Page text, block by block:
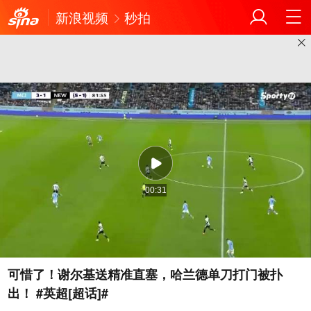
新浪视频 秒拍
00:31
可惜了！谢尔基送精准直塞，哈兰德单刀打门被扑